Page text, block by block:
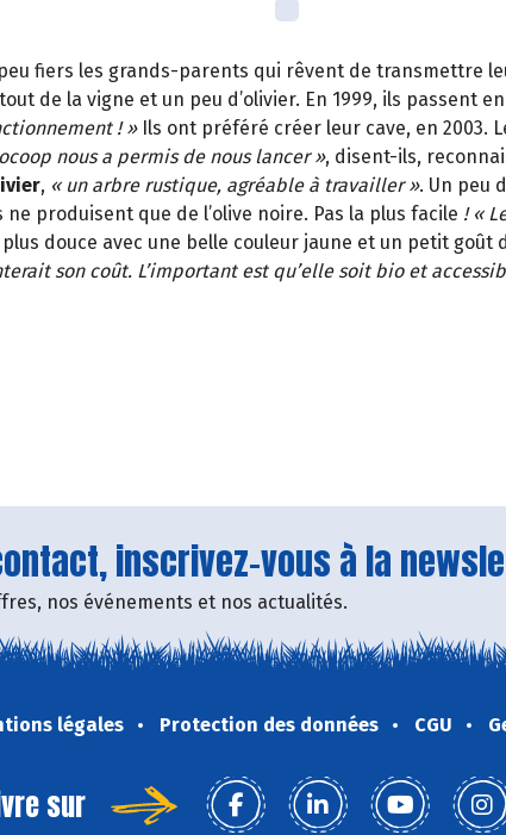
fiers les grands-parents qui rêvent de transmettre
de la vigne et un peu d’olivier. En 1999, ils passent
! »Ils ont préféré créer leur cave, en 2003.
nous a permis de nous lancer », disent-ils,
, « un arbre rustique, agréable à travailler ». Un peu
ne produisent que de l’olive noire. Pas la plus facile ! «
douce avec une belle couleur jaune et un petit goût
son coût. L’important est qu’elle soit bio et
inscrivez-vous à la
nos événements et nos actualités.
légales Protection des données CGU
sur